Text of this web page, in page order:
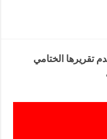
تقريرها الختامي